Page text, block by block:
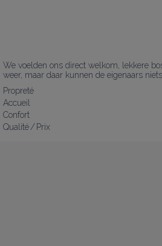
We voelden ons direct welkom, lekkere
weer, maar daar kunnen de eigenaars
Propreté
Accueil
Confort
Qualité / Prix